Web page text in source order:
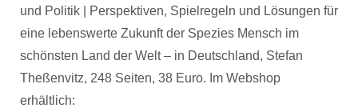
und Politik | Perspektiven, Spielregeln und Lösungen für
eine lebenswerte Zukunft der Spezies Mensch im
schönsten Land der Welt – in Deutschland, Stefan
Theßenvitz, 248 Seiten, 38 Euro. Im Webshop
erhältlich: